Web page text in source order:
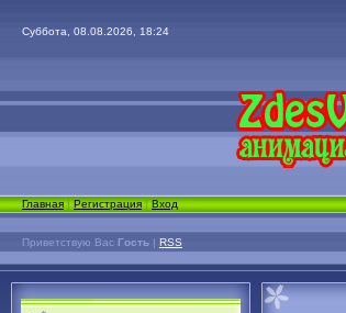
Суббота, 08.08.2026, 18:24
Главная|Регистрация|Вход
Приветствую Вас Гость | RSS